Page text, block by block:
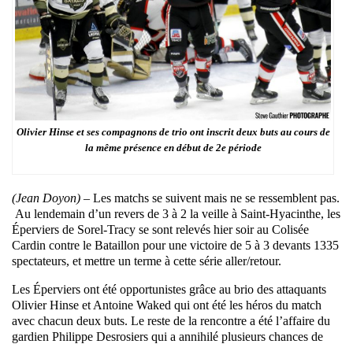
Olivier Hinse et ses compagnons de trio ont inscrit deux buts au cours de
la même présence en début de 2e période
(Jean Doyon) – Les matchs se suivent mais ne se ressemblent pas.
Au lendemain d’un revers de 3 à 2 la veille à Saint-Hyacinthe, les
Éperviers de Sorel-Tracy se sont relevés hier soir au Colisée
Cardin contre le Bataillon pour une victoire de 5 à 3 devants 1335
spectateurs, et mettre un terme à cette série aller/retour.
Les Éperviers ont été opportunistes grâce au brio des attaquants
Olivier Hinse et Antoine Waked qui ont été les héros du match
avec chacun deux buts. Le reste de la rencontre a été l’affaire du
gardien Philippe Desrosiers qui a annihilé plusieurs chances de